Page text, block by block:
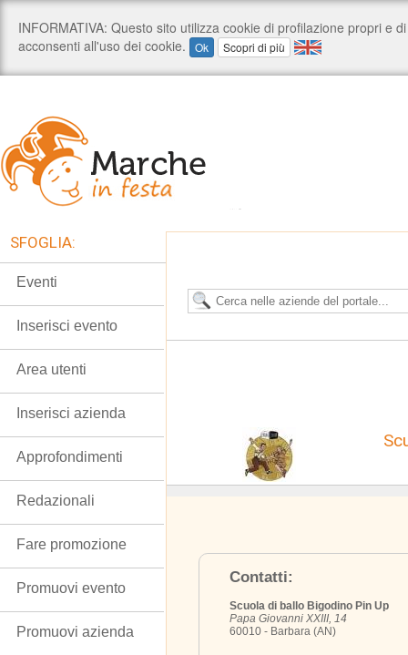
Contatti:
Scuola di ballo Bigodino Pin Up
Papa Giovanni XXIII, 14
60010 - Barbara (AN)
SFOGLIA:
Eventi
Inserisci evento
Area utenti
Inserisci azienda
Approfondimenti
Redazionali
Fare promozione
Promuovi evento
Promuovi azienda